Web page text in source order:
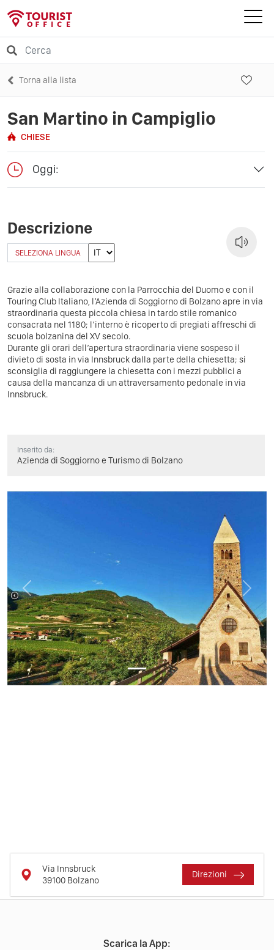
Torna alla lista
San Martino in Campiglio
CHIESE
Oggi:
Descrizione
SELEZIONA LINGUA
Grazie alla collaborazione con la Parrocchia del Duomo e con il
Touring Club Italiano, l’Azienda di Soggiorno di Bolzano apre in via
straordinaria questa piccola chiesa in tardo stile romanico
consacrata nel 1180; l’interno è ricoperto di pregiati affreschi di
scuola bolzanina del XV secolo.
Durante gli orari dell’apertura straordinaria viene sospeso il
divieto di sosta in via Innsbruck dalla parte della chiesetta; si
sconsiglia di raggiungere la chiesetta con i mezzi pubblici a
causa della mancanza di un attraversamento pedonale in via
Innsbruck.
Inserito da:
Azienda di Soggiorno e Turismo di Bolzano
Previous Next
Via Innsbruck
39100 Bolzano
Direzioni
Scarica la App: